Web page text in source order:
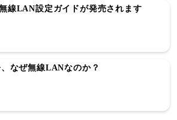
線LAN設定ガイドが発売されます
なぜ無線LANなのか？